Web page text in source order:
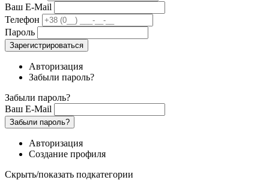
Ваш E-Mail
Телефон
Пароль
Зарегистрироваться
Авторизация
Забыли пароль?
Забыли пароль?
Ваш E-Mail
Забыли пароль?
Авторизация
Создание профиля
Скрыть/показать подкатегории